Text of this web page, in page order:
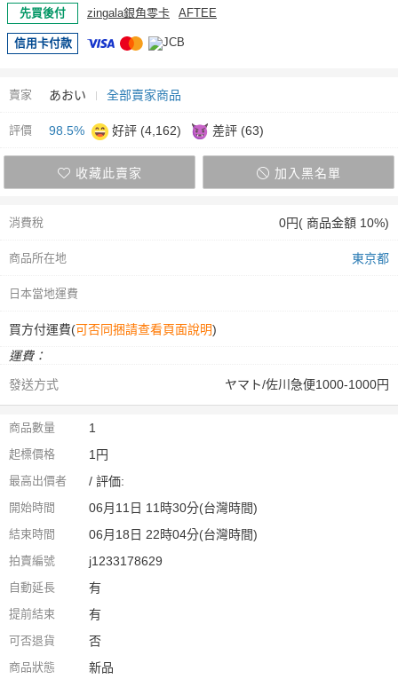
先買後付 zingala銀角零卡 AFTEE
信用卡付款
賣家 あおい 全部賣家商品
評價 98.5% 好評 (4,162) 差評 (63)
收藏此賣家 加入黑名單
消費稅 0円( 商品金額 10%)
商品所在地 東京都
日本當地運費
買方付運費(可否同捆請查看頁面說明)
運費：
發送方式
ヤマト/佐川急便1000-1000円
商品數量 1
起標價格 1円
最高出價者 / 評価:
開始時間 06月11日 11時30分(台灣時間)
結束時間 06月18日 22時04分(台灣時間)
拍賣編號 j1233178629
自動延長 有
提前結束 有
可否退貨 否
商品狀態 新品